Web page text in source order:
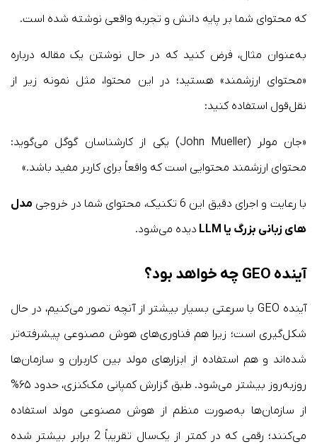
که محتوای شما بر پایه دانش و تجربه واقعی نوشته شده است.
به‌عنوان مثال، فرض کنید که در حال نوشتن یک مقاله درباره
«محتوای ارزشمند» هستید؛ در این محتوا، مثل نمونه زیر از
نقل‌قول استفاده کنید:
«جان مولر (John Mueller) یکی از کارشناسان گوگل می‌گوید:
محتوای ارزشمند محتوایی است که واقعاً برای کاربر مفید باشد.»
با رعایت و اجرای دقیق این 6 تکنیک، محتوای شما در خروجی
مدل
های زبانی بزرگ یا LLM
دیده می‌شود.
آینده GEO چه خواهد بود؟
آینده GEO با سرعتی بسیار بیشتر از آنچه تصور می‌کنیم، در حال
شکل‌گیری است؛ زیرا هم فناوری‌های هوش مصنوعی پیشرفته‌تر
شده‌اند و هم استفاده از ابزارهای مولد بین کاربران و سازمان‌ها
روز‌به‌روز بیشتر می‌شود. طبق گزارش کمپانی مک‌کنزی، حدود ۶۵%
از سازمان‌ها به‌صورت منظم از هوش مصنوعی مولد استفاده
می‌کنند؛ رقمی که در کمتر از یک‌سال تقریباً 2 برابر بیشتر شده